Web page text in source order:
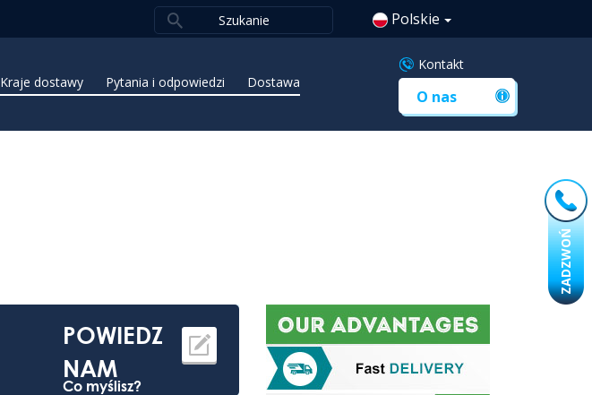
ZADZWOŃ
Polskie
Kraje dostawy Pytania i odpowiedzi Dostawa
Kontakt
O nas
POWIEDZ
NAM
Co myślisz?